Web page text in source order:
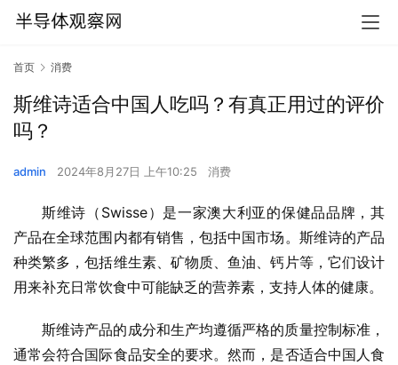
首页 消费
斯维诗适合中国人吃吗？有真正用过的评价
吗？
admin 2024年8月27日 上午10:25 消费
斯维诗（Swisse）是一家澳大利亚的保健品品牌，其
产品在全球范围内都有销售，包括中国市场。斯维诗的产品
种类繁多，包括维生素、矿物质、鱼油、钙片等，它们设计
用来补充日常饮食中可能缺乏的营养素，支持人体的健康。
斯维诗产品的成分和生产均遵循严格的质量控制标准，
通常会符合国际食品安全的要求。然而，是否适合中国人食